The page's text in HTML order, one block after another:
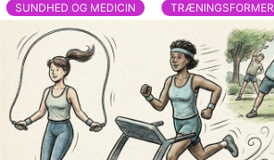
SUNDHED OG MEDICIN TRÆNINGSFORMER